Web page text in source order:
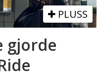
PLUSS
gjorde